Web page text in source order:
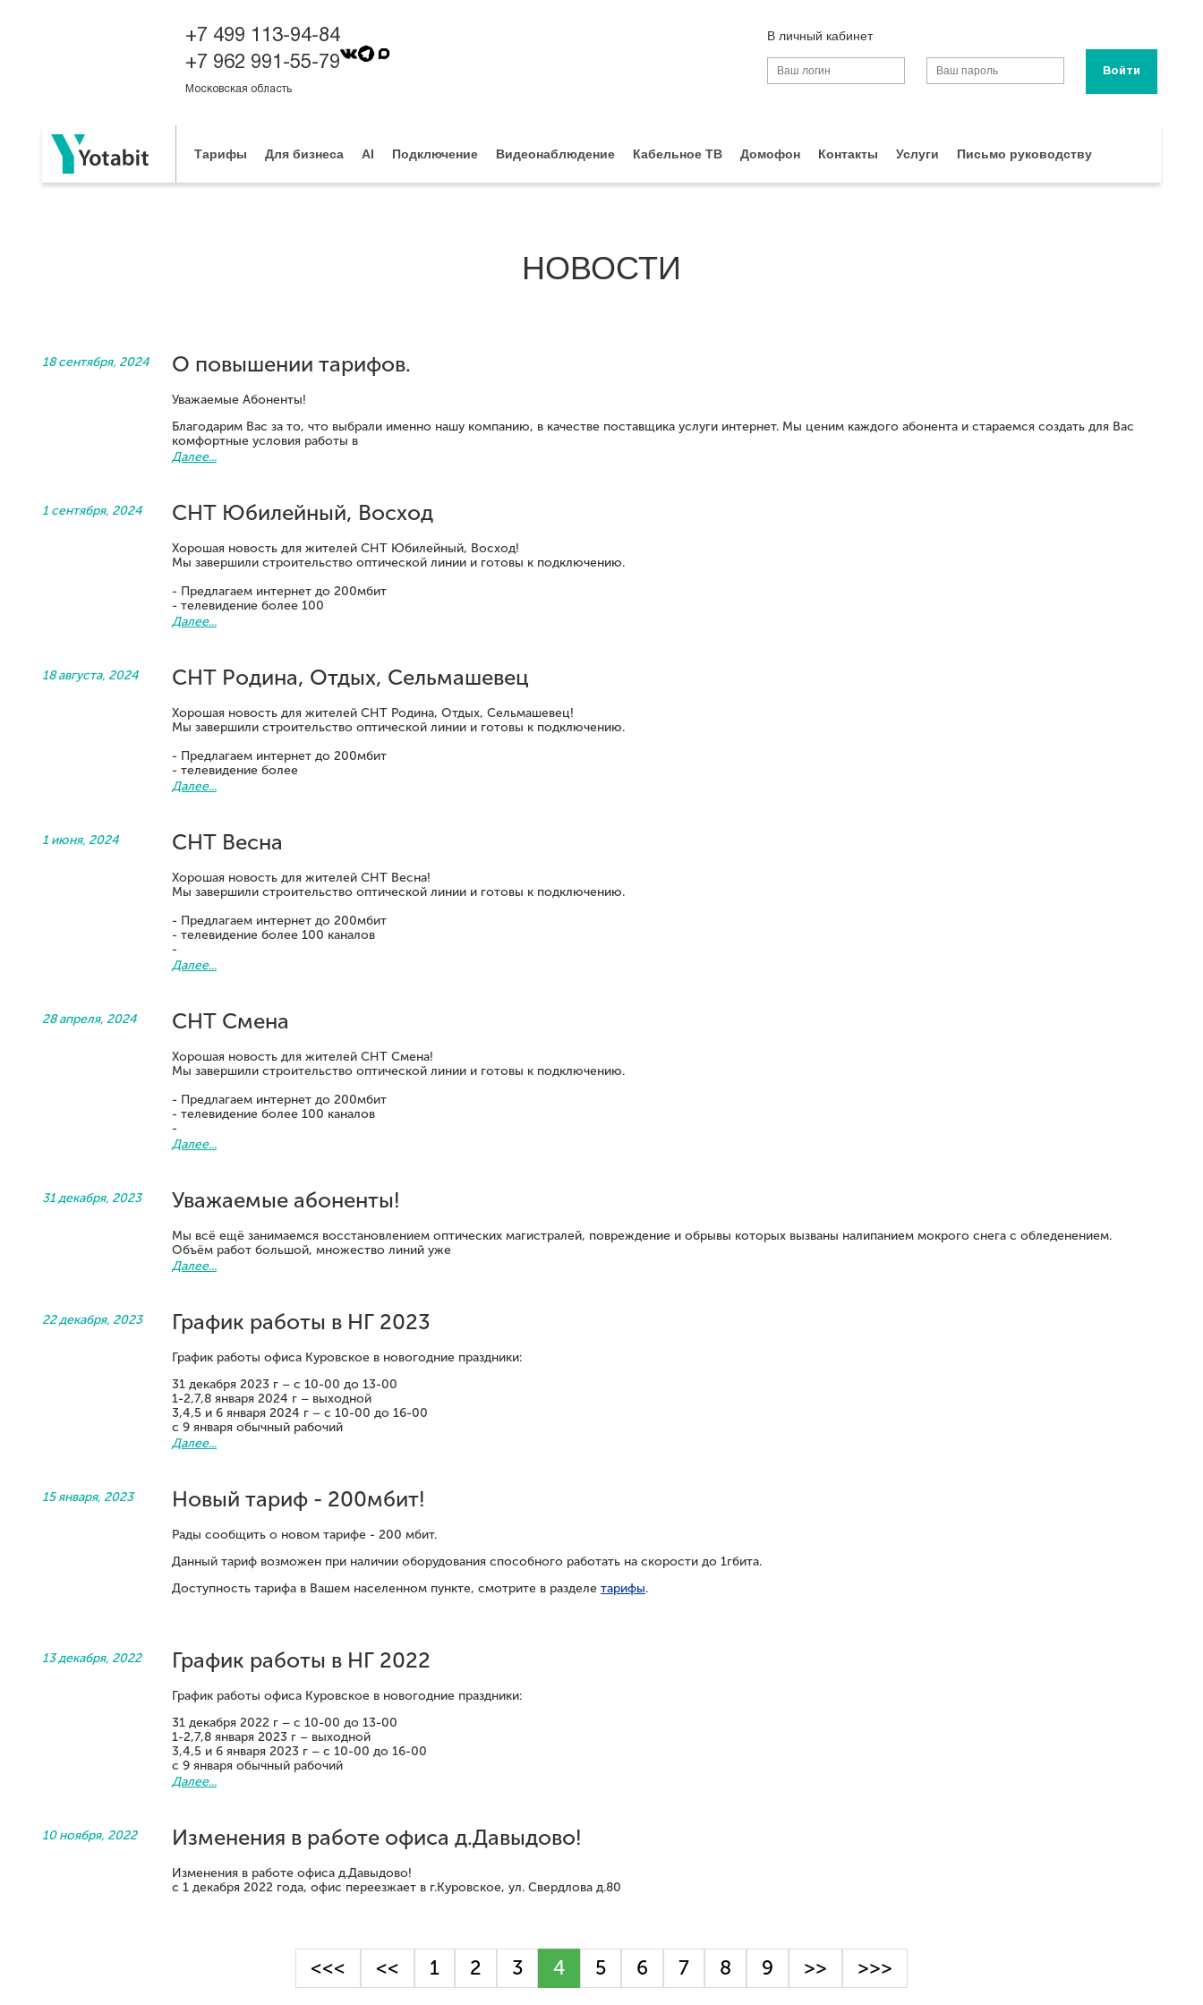
+7 499 113-94-84
+7 962 991-55-79
Московская область
В личный кабинет
Тарифы Для бизнеса AI Подключение Видеонаблюдение Кабельное ТВ Домофон Контакты Услуги Письмо руководству
НОВОСТИ
18 сентября, 2024 О повышении тарифов.
Уважаемые Абоненты!
Благодарим Вас за то, что выбрали именно нашу компанию, в качестве поставщика услуги интернет. Мы ценим каждого абонента и стараемся создать для Вас
комфортные условия работы в
Далее...
1 сентября, 2024 СНТ Юбилейный, Восход
Хорошая новость для жителей СНТ Юбилейный, Восход!
Мы завершили строительство оптической линии и готовы к подключению.
- Предлагаем интернет до 200мбит
- телевидение более 100
Далее...
18 августа, 2024 СНТ Родина, Отдых, Сельмашевец
Хорошая новость для жителей СНТ Родина, Отдых, Сельмашевец!
Мы завершили строительство оптической линии и готовы к подключению.
- Предлагаем интернет до 200мбит
- телевидение более
Далее...
1 июня, 2024 СНТ Весна
Хорошая новость для жителей СНТ Весна!
Мы завершили строительство оптической линии и готовы к подключению.
- Предлагаем интернет до 200мбит
- телевидение более 100 каналов
-
Далее...
28 апреля, 2024 СНТ Смена
Хорошая новость для жителей СНТ Смена!
Мы завершили строительство оптической линии и готовы к подключению.
- Предлагаем интернет до 200мбит
- телевидение более 100 каналов
-
Далее...
31 декабря, 2023 Уважаемые абоненты!
Мы всё ещё занимаемся восстановлением оптических магистралей, повреждение и обрывы которых вызваны налипанием мокрого снега с обледенением.
Объём работ большой, множество линий уже
Далее...
22 декабря, 2023 График работы в НГ 2023
График работы офиса Куровское в новогодние праздники:
31 декабря 2023 г – с 10-00 до 13-00
1-2,7,8 января 2024 г – выходной
3,4,5 и 6 января 2024 г – с 10-00 до 16-00
с 9 января обычный рабочий
Далее...
15 января, 2023 Новый тариф - 200мбит!
Рады сообщить о новом тарифе - 200 мбит.
Данный тариф возможен при наличии оборудования способного работать на скорости до 1гбита.
Доступность тарифа в Вашем населенном пункте, смотрите в разделе тарифы.
13 декабря, 2022 График работы в НГ 2022
График работы офиса Куровское в новогодние праздники:
31 декабря 2022 г – с 10-00 до 13-00
1-2,7,8 января 2023 г – выходной
3,4,5 и 6 января 2023 г – с 10-00 до 16-00
с 9 января обычный рабочий
Далее...
10 ноября, 2022 Изменения в работе офиса д.Давыдово!
Изменения в работе офиса д.Давыдово!
с 1 декабря 2022 года, офис переезжает в г.Куровское, ул. Свердлова д.80
<<< << 1 2 3 4 5 6 7 8 9 >> >>>